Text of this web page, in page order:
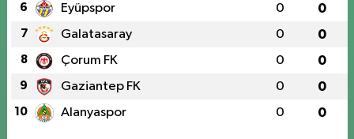
6 Eyüpspor 0 0
7 Galatasaray 0 0
8 Çorum FK 0 0
9 Gaziantep FK 0 0
10 Alanyaspor 0 0